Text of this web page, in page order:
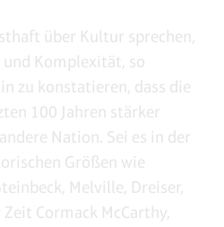
über Kultur sprechen,
Komplexität, so
zu konstatieren, dass die
100 Jahren stärker
Nation. Sei es in der
Größen wie
Melville, Dreiser,
Cormack McCarthy,